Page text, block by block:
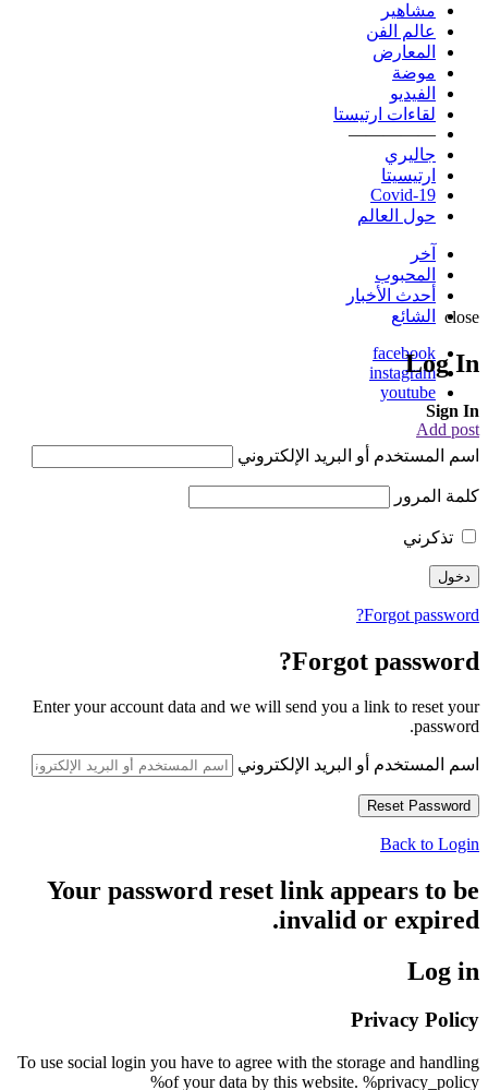
مشاهير
عالم الفن
المعارض
موضة
الفيديو
لقاءات ارتيستا
—————
جاليري
ارتيسيتا
Covid-19
حول العالم
آخر
المحبوب
أحدث الأخبار
الشائع
facebook
instagram
youtube
Add post
close
Log In
Sign In
اسم المستخدم أو البريد الإلكتروني
كلمة المرور
تذكرني
Forgot password?
Forgot password?
Enter your account data and we will send you a link to reset your
password.
اسم المستخدم أو البريد الإلكتروني
Back to Login
Your password reset link appears to be
invalid or expired.
Log in
Privacy Policy
To use social login you have to agree with the storage and handling
of your data by this website. %privacy_policy%